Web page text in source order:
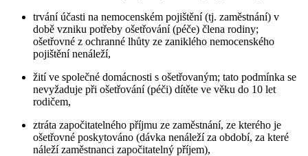
trvání účasti na nemocenském pojištění (tj. zaměstnání) v
době vzniku potřeby ošetřování (péče) člena rodiny;
ošetřovné z ochranné lhůty ze zaniklého nemocenského
pojištění nenáleží,
žití ve společné domácnosti s ošetřovaným; tato podmínka se
nevyžaduje při ošetřování (péči) dítěte ve věku do 10 let
rodičem,
ztráta započitatelného příjmu ze zaměstnání, ze kterého je
ošetřovné poskytováno (dávka nenáleží za období, za které
náleží zaměstnanci započitatelný příjem),